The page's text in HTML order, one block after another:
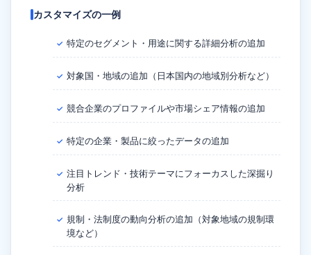
カスタマイズの一例
✓ 特定のセグメント・用途に関する詳細分析の追加
✓ 対象国・地域の追加（日本国内の地域別分析など）
✓ 競合企業のプロファイルや市場シェア情報の追加
✓ 特定の企業・製品に絞ったデータの追加
✓ 注目トレンド・技術テーマにフォーカスした深掘り
分析
✓ 規制・法制度の動向分析の追加（対象地域の規制環
境など）